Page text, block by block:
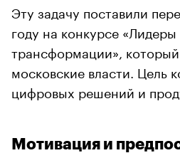
Эту задачу поставили
году на конкурсе
трансформации»,
московские власти. Цель
цифровых решений и
Мотивация и